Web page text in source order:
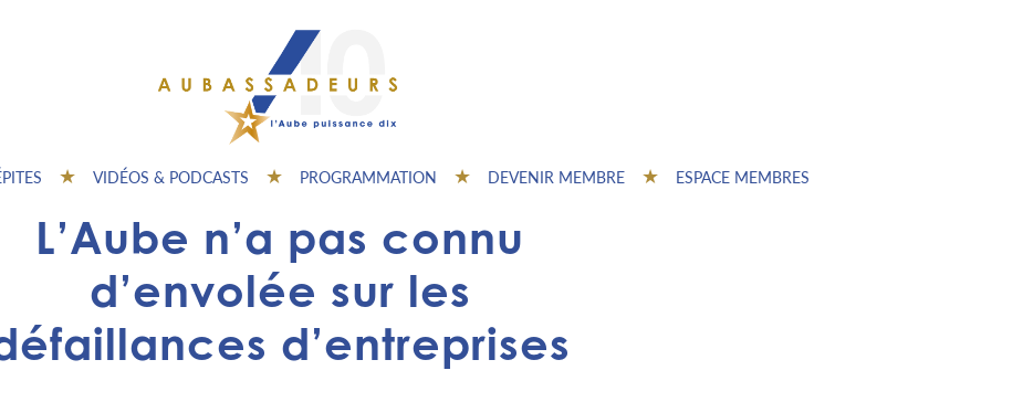
VIDÉOS & PODCASTS PROGRAMMATION DEVENIR MEMBRE ESPACE MEMBRES
L’Aube n’a pas connu
d’envolée sur les
d’entreprises